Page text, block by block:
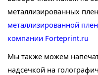
металлизированных
металлизированной
компании Forteprint.ru
Мы также можем
надсечкой на